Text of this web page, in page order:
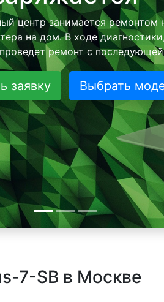
7-SB с вывозом в
услуги, специалист
ремонта. Оговоренная
при возвращении
заявку Выбрать
7-SB в Москве